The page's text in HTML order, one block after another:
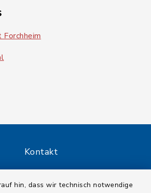
hin, dass wir technisch notwendige
Kontakt